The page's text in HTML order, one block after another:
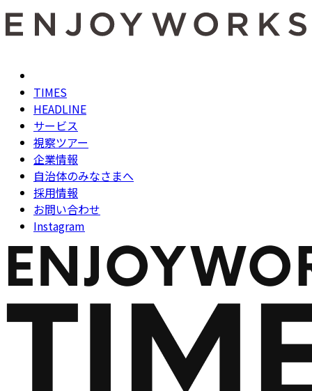
TIMES
HEADLINE
サービス
視察ツアー
企業情報
自治体のみなさまへ
採用情報
お問い合わせ
Instagram